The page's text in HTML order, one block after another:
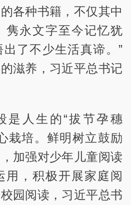
各种书籍，不仅其中
隽永文字至今记忆犹
了不少生活真谛。”
滋养，习近平总书记
是人生的“拔节孕穗
栽培。鲜明树立鼓励
加强对少年儿童阅读
用，积极开展家庭阅
园阅读，习近平总书